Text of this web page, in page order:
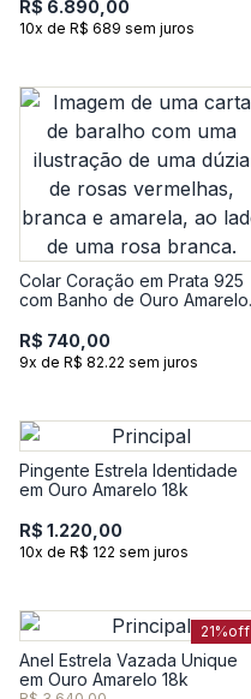
R$ 6.890,00
10x de R$ 689 sem juros
Colar Coração em Prata 925
com Banho de Ouro Amarelo
R$ 740,00
9x de R$ 82.22 sem juros
Pingente Estrela Identidade
em Ouro Amarelo 18k
R$ 1.220,00
10x de R$ 122 sem juros
21%off
Anel Estrela Vazada Unique
em Ouro Amarelo 18k